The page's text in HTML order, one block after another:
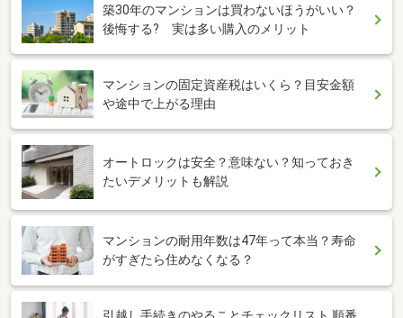
築30年のマンションは買わないほうがいい？
後悔する? 実は多い購入のメリット
マンションの固定資産税はいくら？目安金額
や途中で上がる理由
オートロックは安全？意味ない？知っておき
たいデメリットも解説
マンションの耐用年数は47年って本当？寿命
がすぎたら住めなくなる？